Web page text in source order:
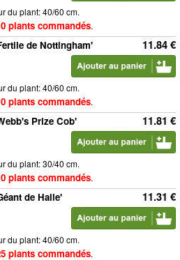
du plant: 40/60 cm.
plants commandés.
11.84 €
de Nottingham'
du plant: 40/60 cm.
plants commandés.
11.81 €
Prize Cob'
du plant: 30/40 cm.
plants commandés.
11.31 €
de Halle'
du plant: 40/60 cm.
plants commandés.